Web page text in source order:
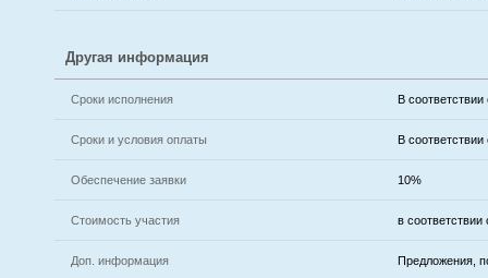
Другая информация
Сроки исполнения В
Сроки и условия оплаты В
Обеспечение заявки 10%
Стоимость участия в
Доп. информация Предложения,